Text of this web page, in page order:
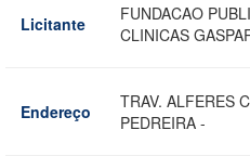
Licitante
FUNDACAO
CLINICAS
Endereço
TRAV. ALFERES
PEDREIRA -